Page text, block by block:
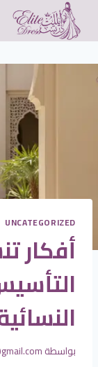
التجاوز
المحتوى
UNCATEGORIZED
أفكار
بواسطة